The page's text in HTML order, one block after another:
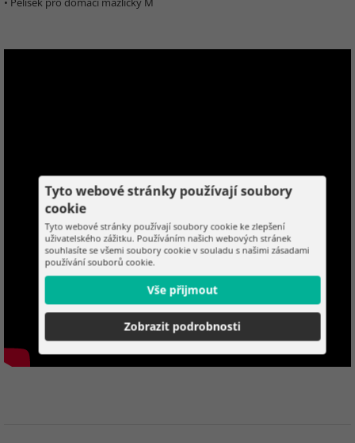
Tyto webové stránky používají soubory
cookie
Tyto webové stránky používají soubory cookie ke zlepšení
uživatelského zážitku. Používáním našich webových stránek
souhlasíte se všemi soubory cookie v souladu s našimi zásadami
používání souborů cookie.
Vše přijmout
Zobrazit podrobnosti